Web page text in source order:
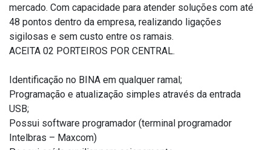
mercado. Com capacidade para atender soluções com até
48 pontos dentro da empresa, realizando ligações
sigilosas e sem custo entre os ramais.
ACEITA 02 PORTEIROS POR CENTRAL.
Identificação no BINA em qualquer ramal;
Programação e atualização simples através da entrada
USB;
Possui software programador (terminal programador
Intelbras – Maxcom)